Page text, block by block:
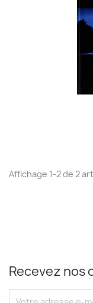
Affichage 1-2 de 2
Recevez nos